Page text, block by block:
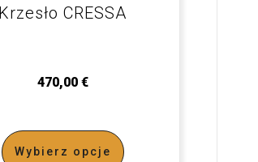
Krzesło CRESSA
470,00 €
Wybierz opcje